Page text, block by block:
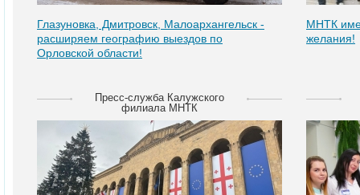
Глазуновка, Дмитровск, Малоархангельск -
расширяем географию выездов по
Орловской области!
МНТК
желания!
Пресс-служба Калужского
филиала МНТК